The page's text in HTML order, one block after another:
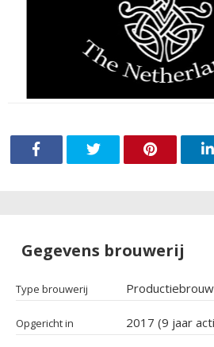
Gegevens brouwerij
Type brouwerij
Opgericht in 2017 (9 jaar